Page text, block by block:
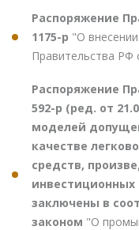
Распоряжение
1175-р "О
Правительства РФ
Распоряжение
592-р (ред. от
моделей
качестве
средств,
инвестиционных
заключены в
законом "О